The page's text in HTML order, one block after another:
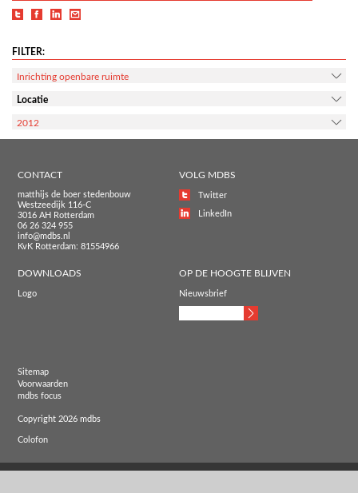
FILTER:
Inrichting openbare ruimte
Locatie
2012
CONTACT
matthijs de boer stedenbouw
Westzeedijk 116-C
3016 AH Rotterdam
06 26 324 955
info@mdbs.nl
KvK Rotterdam: 81554966
VOLG MDBS
Twitter
LinkedIn
DOWNLOADS
Logo
OP DE HOOGTE BLIJVEN
Nieuwsbrief
Sitemap
Voorwaarden
mdbs focus
Copyright 2026 mdbs
Colofon